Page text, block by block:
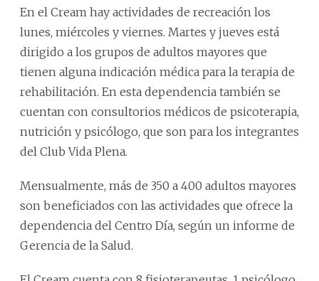
En el Cream hay actividades de recreación los
lunes, miércoles y viernes. Martes y jueves está
dirigido a los grupos de adultos mayores que
tienen alguna indicación médica para la terapia de
rehabilitación. En esta dependencia también se
cuentan con consultorios médicos de psicoterapia,
nutrición y psicólogo, que son para los integrantes
del Club Vida Plena.
Mensualmente, más de 350 a 400 adultos mayores
son beneficiados con las actividades que ofrece la
dependencia del Centro Día, según un informe de
Gerencia de la Salud.